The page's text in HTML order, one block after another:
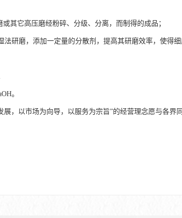
其它高压磨经粉碎、分级、分离，而制得的成品；
研磨，添加一定量的分散剂，提高其研磨效率，使得
。
，以市场为向导，以服务为宗旨”的经营理念愿与各界